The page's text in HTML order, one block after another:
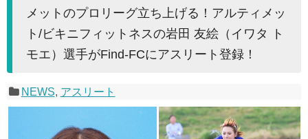
メットのプロリーグ立ち上げる！アルティメッ
ト/ビキニフィットネスの岩田 友絵（イワタ ト
モエ）選手がFind-FCにアスリート登録！
NEWS, アスリート